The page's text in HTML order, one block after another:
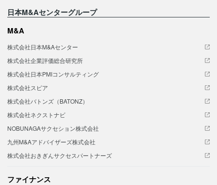
日本M&Aセンターグループ
M&A
株式会社日本M&Aセンター
株式会社企業評価総合研究所
株式会社日本PMIコンサルティング
株式会社スピア
株式会社バトンズ（BATONZ）
株式会社ネクストナビ
NOBUNAGAサクセション株式会社
九州M&Aアドバイザーズ株式会社
株式会社おきぎんサクセスパートナーズ
ファイナンス